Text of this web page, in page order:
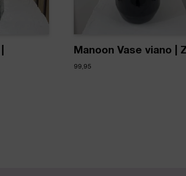
Manoon Vase viano |
99,95